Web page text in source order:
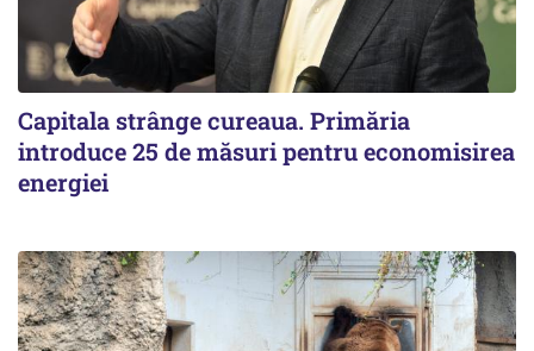
Capitala strânge cureaua. Primăria
introduce 25 de măsuri pentru economisirea
energiei